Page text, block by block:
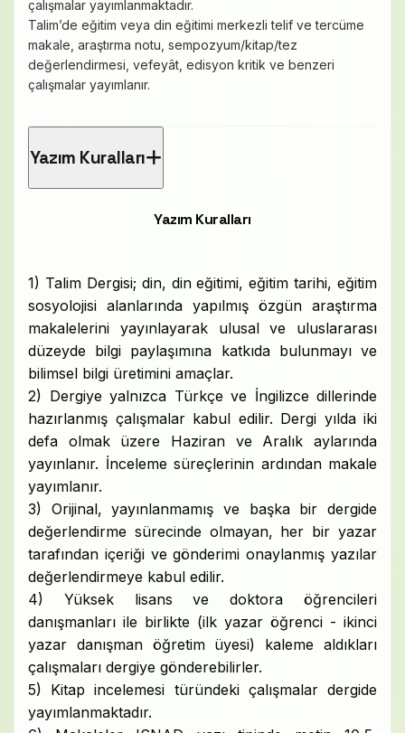
çalışmalar yayımlanmaktadır.
Talim’de eğitim veya din eğitimi merkezli telif ve tercüme
makale, araştırma notu, sempozyum/kitap/tez
değerlendirmesi, vefeyât, edisyon kritik ve benzeri
çalışmalar yayımlanır.
Yazım Kuralları
Yazım Kuralları
1) Talim Dergisi; din, din eğitimi, eğitim tarihi, eğitim
sosyolojisi alanlarında yapılmış özgün araştırma
makalelerini yayınlayarak ulusal ve uluslararası
düzeyde bilgi paylaşımına katkıda bulunmayı ve
bilimsel bilgi üretimini amaçlar.
2) Dergiye yalnızca Türkçe ve İngilizce dillerinde
hazırlanmış çalışmalar kabul edilir. Dergi yılda iki
defa olmak üzere Haziran ve Aralık aylarında
yayınlanır. İnceleme süreçlerinin ardından makale
yayımlanır.
3) Orijinal, yayınlanmamış ve başka bir dergide
değerlendirme sürecinde olmayan, her bir yazar
tarafından içeriği ve gönderimi onaylanmış yazılar
değerlendirmeye kabul edilir.
4) Yüksek lisans ve doktora öğrencileri
danışmanları ile birlikte (ilk yazar öğrenci - ikinci
yazar danışman öğretim üyesi) kaleme aldıkları
çalışmaları dergiye gönderebilirler.
5) Kitap incelemesi türündeki çalışmalar dergide
yayımlanmaktadır.